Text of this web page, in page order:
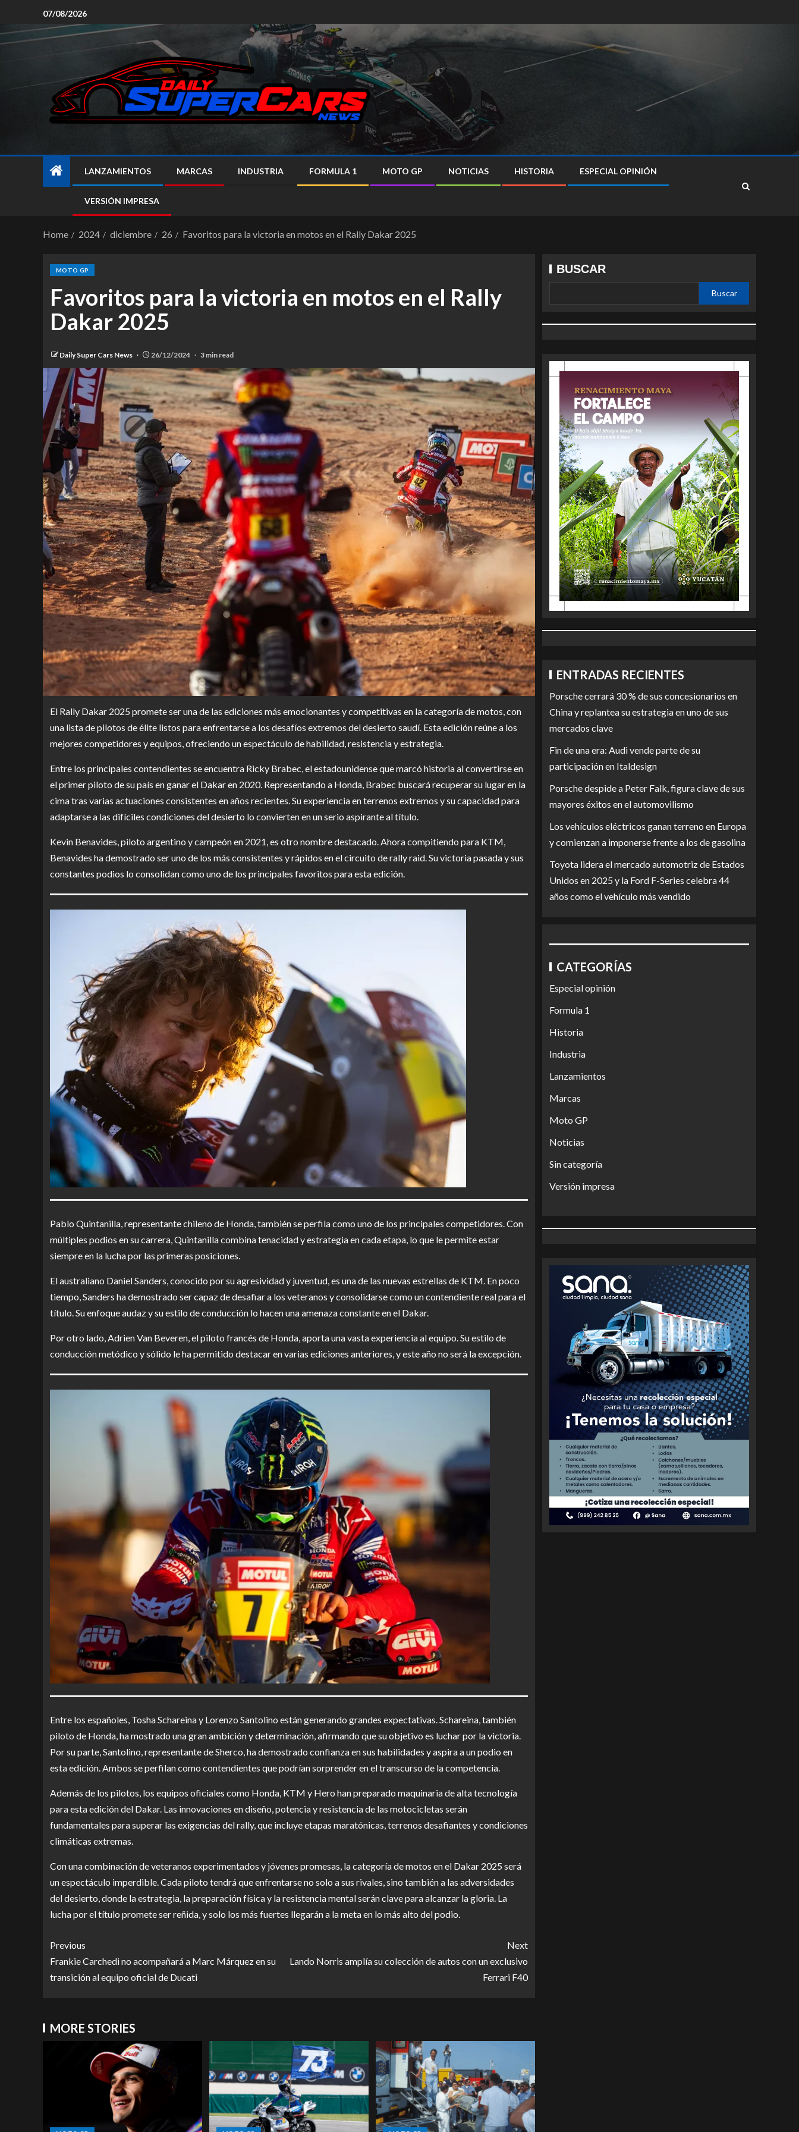
07/08/2026
LANZAMIENTOS MARCAS INDUSTRIA FORMULA 1 MOTO GP NOTICIAS HISTORIA ESPECIAL OPINIÓN
VERSIÓN IMPRESA
Home 2024 diciembre 26 Favoritos para la victoria en motos en el Rally Dakar 2025
MOTO GP
Favoritos para la victoria en motos en el Rally
Dakar 2025
Daily Super Cars News 26/12/2024 3 min read
El Rally Dakar 2025 promete ser una de las ediciones más emocionantes y competitivas en la categoría de motos, con
una lista de pilotos de élite listos para enfrentarse a los desafíos extremos del desierto saudí. Esta edición reúne a los
mejores competidores y equipos, ofreciendo un espectáculo de habilidad, resistencia y estrategia.
Entre los principales contendientes se encuentra Ricky Brabec, el estadounidense que marcó historia al convertirse en
el primer piloto de su país en ganar el Dakar en 2020. Representando a Honda, Brabec buscará recuperar su lugar en la
cima tras varias actuaciones consistentes en años recientes. Su experiencia en terrenos extremos y su capacidad para
adaptarse a las difíciles condiciones del desierto lo convierten en un serio aspirante al título.
Kevin Benavides, piloto argentino y campeón en 2021, es otro nombre destacado. Ahora compitiendo para KTM,
Benavides ha demostrado ser uno de los más consistentes y rápidos en el circuito de rally raid. Su victoria pasada y sus
constantes podios lo consolidan como uno de los principales favoritos para esta edición.
Pablo Quintanilla, representante chileno de Honda, también se perfila como uno de los principales competidores. Con
múltiples podios en su carrera, Quintanilla combina tenacidad y estrategia en cada etapa, lo que le permite estar
siempre en la lucha por las primeras posiciones.
El australiano Daniel Sanders, conocido por su agresividad y juventud, es una de las nuevas estrellas de KTM. En poco
tiempo, Sanders ha demostrado ser capaz de desafiar a los veteranos y consolidarse como un contendiente real para el
título. Su enfoque audaz y su estilo de conducción lo hacen una amenaza constante en el Dakar.
Por otro lado, Adrien Van Beveren, el piloto francés de Honda, aporta una vasta experiencia al equipo. Su estilo de
conducción metódico y sólido le ha permitido destacar en varias ediciones anteriores, y este año no será la excepción.
Entre los españoles, Tosha Schareina y Lorenzo Santolino están generando grandes expectativas. Schareina, también
piloto de Honda, ha mostrado una gran ambición y determinación, afirmando que su objetivo es luchar por la victoria.
Por su parte, Santolino, representante de Sherco, ha demostrado confianza en sus habilidades y aspira a un podio en
esta edición. Ambos se perfilan como contendientes que podrían sorprender en el transcurso de la competencia.
Además de los pilotos, los equipos oficiales como Honda, KTM y Hero han preparado maquinaria de alta tecnología
para esta edición del Dakar. Las innovaciones en diseño, potencia y resistencia de las motocicletas serán
fundamentales para superar las exigencias del rally, que incluye etapas maratónicas, terrenos desafiantes y condiciones
climáticas extremas.
Con una combinación de veteranos experimentados y jóvenes promesas, la categoría de motos en el Dakar 2025 será
un espectáculo imperdible. Cada piloto tendrá que enfrentarse no solo a sus rivales, sino también a las adversidades
del desierto, donde la estrategia, la preparación física y la resistencia mental serán clave para alcanzar la gloria. La
lucha por el título promete ser reñida, y solo los más fuertes llegarán a la meta en lo más alto del podio.
Previous
Frankie Carchedi no acompañará a Marc Márquez en su
transición al equipo oficial de Ducati
Next
Lando Norris amplía su colección de autos con un exclusivo
Ferrari F40
MORE STORIES
BUSCAR
Buscar
ENTRADAS RECIENTES
Porsche cerrará 30 % de sus concesionarios en
China y replantea su estrategia en uno de sus
mercados clave
Fin de una era: Audi vende parte de su
participación en Italdesign
Porsche despide a Peter Falk, figura clave de sus
mayores éxitos en el automovilismo
Los vehículos eléctricos ganan terreno en Europa
y comienzan a imponerse frente a los de gasolina
Toyota lidera el mercado automotriz de Estados
Unidos en 2025 y la Ford F-Series celebra 44
años como el vehículo más vendido
CATEGORÍAS
Especial opinión
Formula 1
Historia
Industria
Lanzamientos
Marcas
Moto GP
Noticias
Sin categoría
Versión impresa